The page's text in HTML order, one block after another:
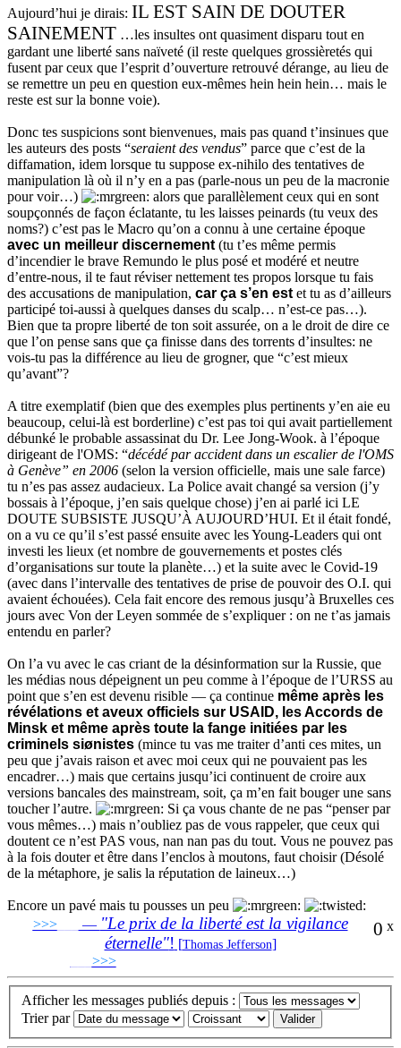
Aujourd’hui je dirais: IL EST SAIN DE DOUTER
SAINEMENT …les insultes ont quasiment disparu tout en
gardant une liberté sans naïveté (il reste quelques grossièretés qui
fusent par ceux que l’esprit d’ouverture retrouvé dérange, au lieu de
se remettre un peu en question eux-mêmes hein hein hein… mais le
reste est sur la bonne voie).
Donc tes suspicions sont bienvenues, mais pas quand t’insinues que
les auteurs des posts “seraient des vendus” parce que c’est de la
diffamation, idem lorsque tu suppose ex-nihilo des tentatives de
manipulation là où il n’y en a pas (parle-nous un peu de la macronie
pour voir…)
alors que parallèlement ceux qui en sont
soupçonnés de façon éclatante, tu les laisses peinards (tu veux des
noms?) c’est pas le Macro qu’on a connu à une certaine époque
avec un meilleur discernement (tu t’es même permis
d’incendier le brave Remundo le plus posé et modéré et neutre
d’entre-nous, il te faut réviser nettement tes propos lorsque tu fais
des accusations de manipulation, car ça s’en est et tu as d’ailleurs
participé toi-aussi à quelques danses du scalp… n’est-ce pas…).
Bien que ta propre liberté de ton soit assurée, on a le droit de dire ce
que l’on pense sans que ça finisse dans des torrents d’insultes: ne
vois-tu pas la différence au lieu de grogner, que “c’est mieux
qu’avant”?
A titre exemplatif (bien que des exemples plus pertinents y’en aie eu
beaucoup, celui-là est borderline) c’est pas toi qui avait partiellement
débunké le probable assassinat du Dr. Lee Jong-Wook. à l’époque
dirigeant de l'OMS: “décédé par accident dans un escalier de l'OMS
à Genève” en 2006 (selon la version officielle, mais une sale farce)
tu n’es pas assez audacieux. La Police avait changé sa version (j’y
bossais à l’époque, j’en sais quelque chose) j’en ai parlé ici LE
DOUTE SUBSISTE JUSQU’À AUJOURD’HUI. Et il était fondé,
on a vu ce qu’il s’est passé ensuite avec les Young-Leaders qui ont
investi les lieux (et nombre de gouvernements et postes clés
d’organisations sur toute la planète…) et la suite avec le Covid-19
(avec dans l’intervalle des tentatives de prise de pouvoir des O.I. qui
avaient échouées). Cela fait encore des remous jusqu’à Bruxelles ces
jours avec Von der Leyen sommée de s’expliquer : on ne t’as jamais
entendu en parler?
On l’a vu avec le cas criant de la désinformation sur la Russie, que
les médias nous dépeignent un peu comme à l’époque de l’URSS au
point que s’en est devenu risible — ça continue même après les
révélations et aveux officiels sur USAID, les Accords de
Minsk et même après toute la fange initiées par les
criminels siønistes (mince tu vas me traiter d’anti ces mites, un
peu que j’avais raison et avec moi ceux qui ne pouvaient pas les
encadrer…) mais que certains jusqu’ici continuent de croire aux
versions bancales des mainstream, soit, ça m’en fait bouger une sans
toucher l’autre.
Si ça vous chante de ne pas “penser par
vous mêmes…) mais n’oubliez pas de vous rappeler, que ceux qui
doutent ce n’est PAS vous, nan nan pas du tout. Vous ne pouvez pas
à la fois douter et être dans l’enclos à moutons, faut choisir (Désolé
de la métaphore, je salis la réputation de laineux…)
Encore un pavé mais tu pousses un peu
0 x
>>>___ — "Le prix de la liberté est la vigilance
éternelle"! [Thomas Jefferson]
>>>______________________________
Afficher les messages publiés depuis :
Trier par